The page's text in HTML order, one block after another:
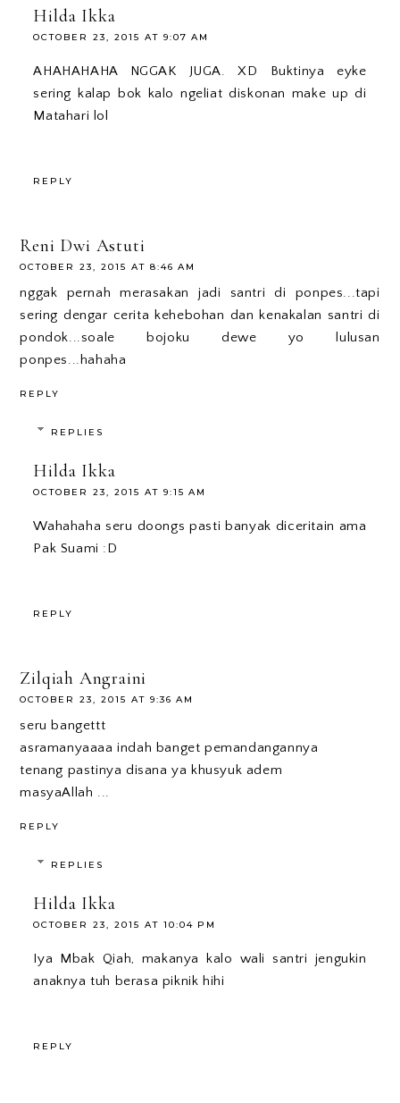
Hilda Ikka
OCTOBER 23, 2015 AT 9:07 AM
AHAHAHAHA NGGAK JUGA. XD Buktinya eyke
sering kalap bok kalo ngeliat diskonan make up di
Matahari lol
REPLY
Reni Dwi Astuti
OCTOBER 23, 2015 AT 8:46 AM
nggak pernah merasakan jadi santri di ponpes...tapi
sering dengar cerita kehebohan dan kenakalan santri di
pondok...soale bojoku dewe yo lulusan
ponpes...hahaha
REPLY
REPLIES
Hilda Ikka
OCTOBER 23, 2015 AT 9:15 AM
Wahahaha seru doongs pasti banyak diceritain ama
Pak Suami :D
REPLY
Zilqiah Angraini
OCTOBER 23, 2015 AT 9:36 AM
seru bangettt
asramanyaaaa indah banget pemandangannya
tenang pastinya disana ya khusyuk adem
masyaAllah ...
REPLY
REPLIES
Hilda Ikka
OCTOBER 23, 2015 AT 10:04 PM
Iya Mbak Qiah, makanya kalo wali santri jengukin
anaknya tuh berasa piknik hihi
REPLY